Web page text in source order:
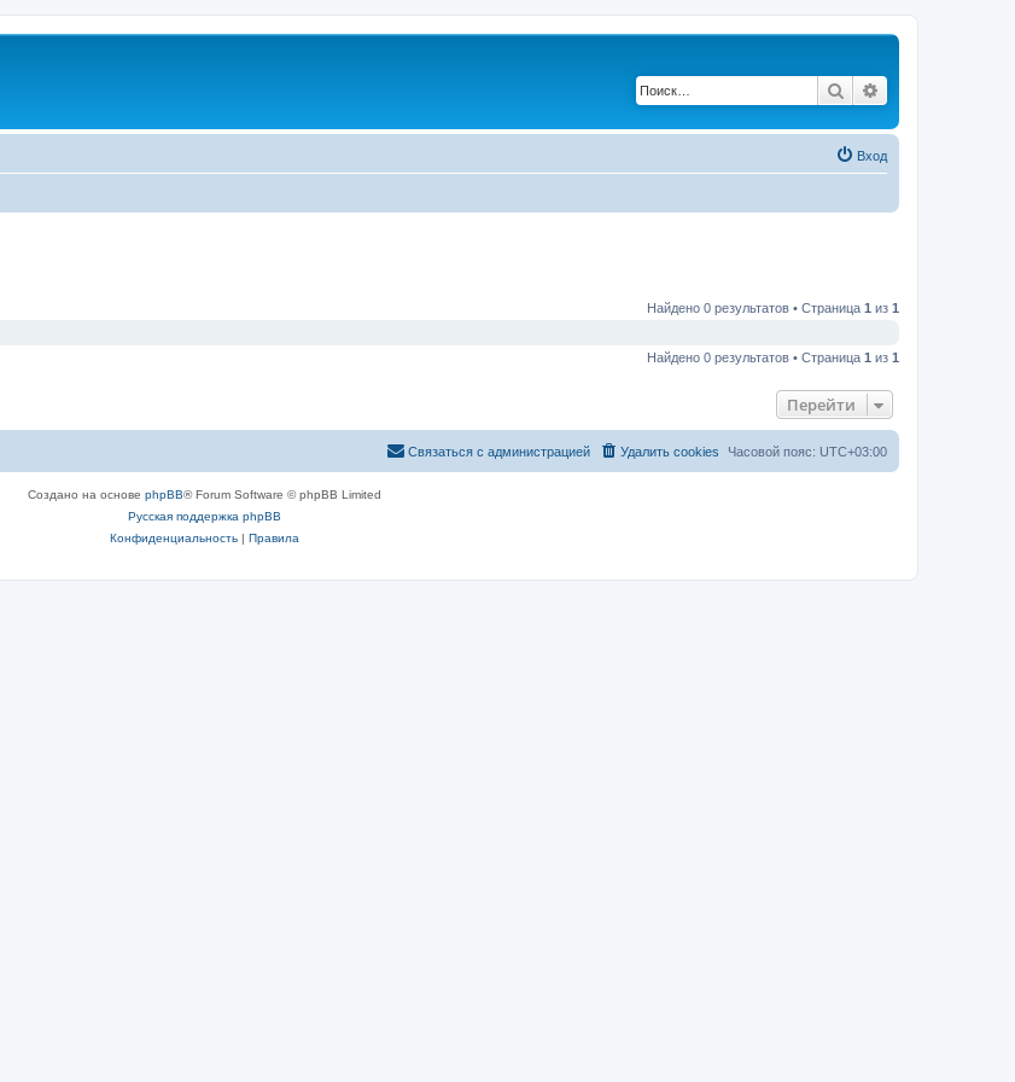
Поиск
Вход
Найдено 0 результатов • Страница 1 из 1
Найдено 0 результатов • Страница 1 из 1
Перейти
Часовой пояс: UTC+03:00
Удалить cookies
Связаться с администрацией
Создано на основе phpBB® Forum Software © phpBB Limited
Русская поддержка phpBB
Конфиденциальность| Правила